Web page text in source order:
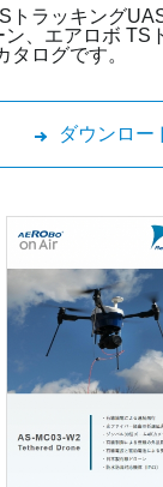
トラッキング
ン、エアロボ TS
タログです。
ダウンロー